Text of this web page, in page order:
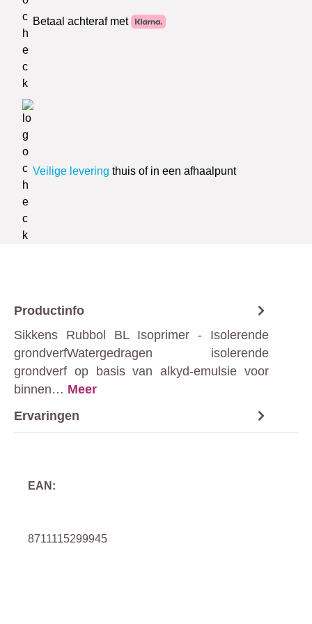
Betaal achteraf met
Veilige levering thuis of in een afhaalpunt
Productinfo
Sikkens Rubbol BL Isoprimer - Isolerende
grondverfWatergedragen isolerende
grondverf op basis van alkyd-emulsie voor
binnen… Meer
Ervaringen
EAN:
8711115299945